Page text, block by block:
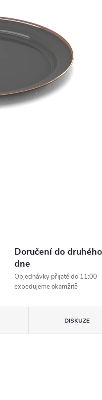
Doručení do druhého
dne
Objednávky přijaté do 11:00
expedujeme okamžitě
DISKUZE